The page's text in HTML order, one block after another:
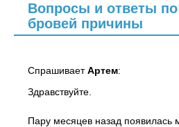
Вопросы и ответы
бровей причины
СпрашиваетАртем:
Здравствуйте.
Пару месяцев назад появилась